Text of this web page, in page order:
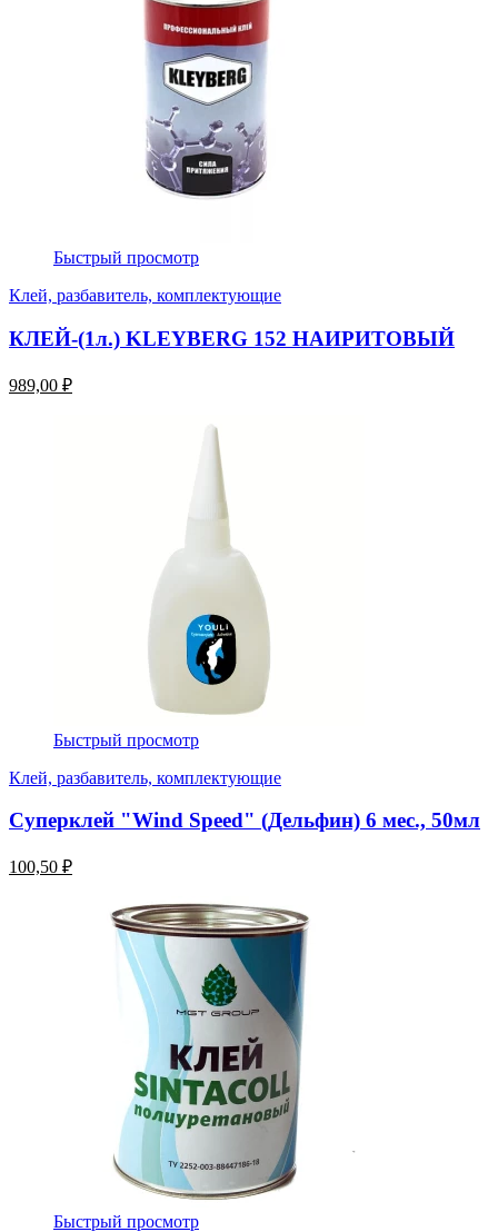
Быстрый просмотр
Клей, разбавитель, комплектующие
КЛЕЙ-(1л.) KLEYBERG 152 НАИРИТОВЫЙ
989,00 ₽
Быстрый просмотр
Клей, разбавитель, комплектующие
Суперклей "Wind Speed" (Дельфин) 6 мес., 50мл
100,50 ₽
Быстрый просмотр